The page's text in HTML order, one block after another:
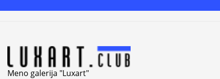
Meno galerija "Luxart"